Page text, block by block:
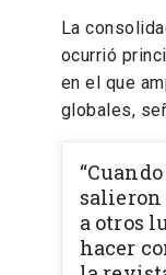
La
ocurrió
en el que
globales,
salieron
a otros
hacer